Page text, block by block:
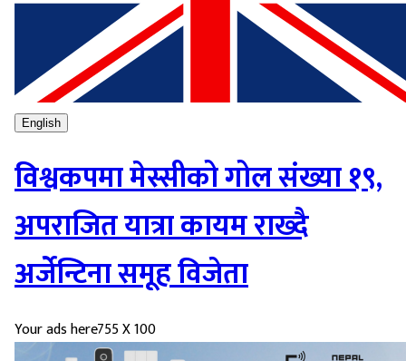
English
विश्वकपमा मेस्सीको गोल संख्या १९,
अपराजित यात्रा कायम राख्दै
अर्जेन्टिना समूह विजेता
Your ads here755 X 100